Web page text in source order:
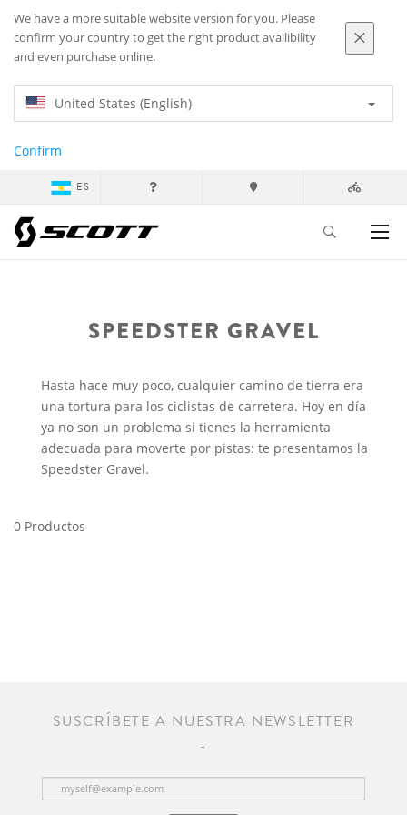
We have a more suitable website version for you. Please
confirm your country to get the right product availibility
and even purchase online.
United States (English)
Confirm
ES
SPEEDSTER GRAVEL
Hasta hace muy poco, cualquier camino de tierra era
una tortura para los ciclistas de carretera. Hoy en día
ya no son un problema si tienes la herramienta
adecuada para moverte por pistas: te presentamos la
Speedster Gravel.
0 Productos
SUSCRÍBETE A NUESTRA NEWSLETTER